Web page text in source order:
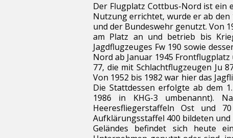
Der Flugplatz Cottbus-Nord ist ein
Nutzung errichtet, wurde er ab den
und der Bundeswehr genutzt. Von
am Platz an und betrieb bis
Jagdflugzeuges Fw 190 sowie
Nord ab Januar 1945
77, die mitSchlachtflugzeugen Ju
Von 1952 bis 1982 war hier das
Die Stattdessen erfolgte ab dem
1986 in KHG-3 umbenannt).
Heeresfliegerstaffeln Ost und
Aufklärungsstaffel 400 bildeten und
Geländes befindet sich heute